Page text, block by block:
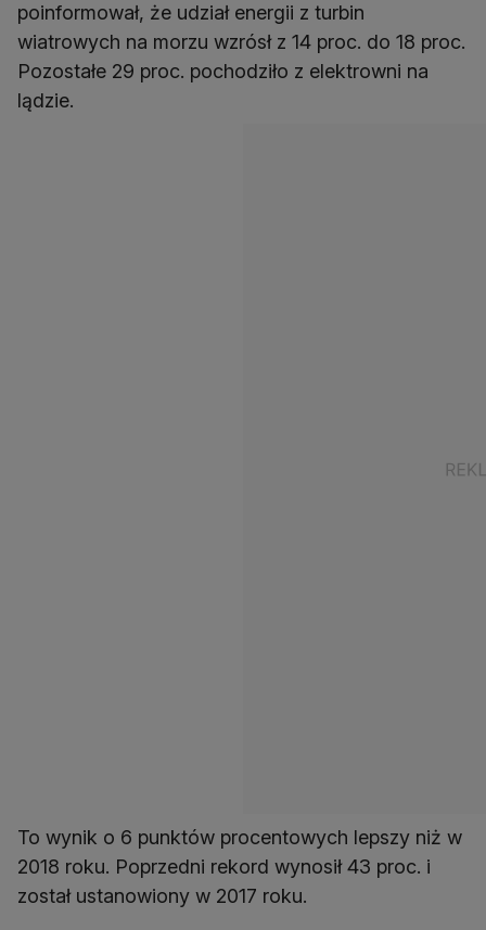
poinformował, że udział energii z turbin
wiatrowych na morzu wzrósł z 14 proc. do 18 proc.
Pozostałe 29 proc. pochodziło z elektrowni na
lądzie.
To wynik o 6 punktów procentowych lepszy niż w
2018 roku. Poprzedni rekord wynosił 43 proc. i
został ustanowiony w 2017 roku.